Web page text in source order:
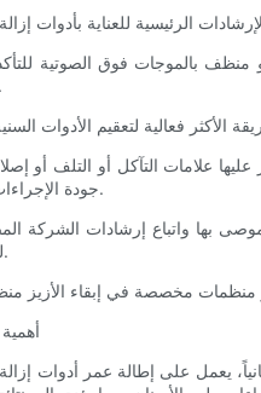
والشقوق خالية من البقايا.
جودة الإجراءات الطبية في طب الأسنان.
للحصول على الأداء الأمثل.
يعمل على إطالة عمر أدوات